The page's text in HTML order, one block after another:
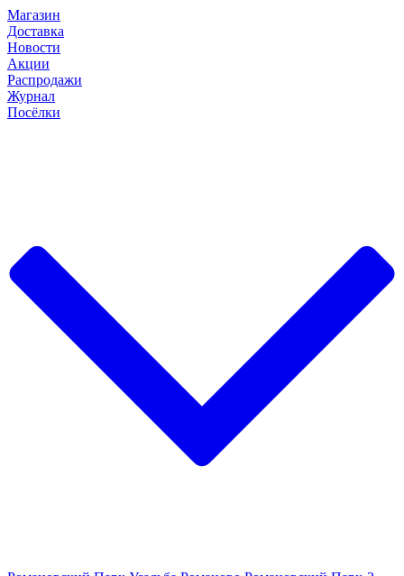
Магазин
Доставка
Новости
Акции
Распродажи
Журнал
Посёлки